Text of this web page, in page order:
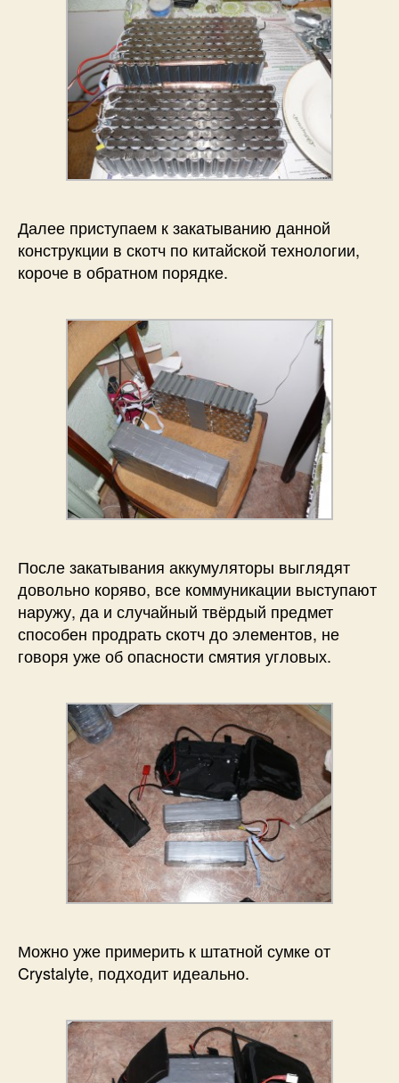
Далее приступаем к закатыванию данной
конструкции в скотч по китайской технологии,
короче в обратном порядке.
После закатывания аккумуляторы выглядят
довольно коряво, все коммуникации выступают
наружу, да и случайный твёрдый предмет
способен продрать скотч до элементов, не
говоря уже об опасности смятия угловых.
Можно уже примерить к штатной сумке от
Crystalyte, подходит идеально.